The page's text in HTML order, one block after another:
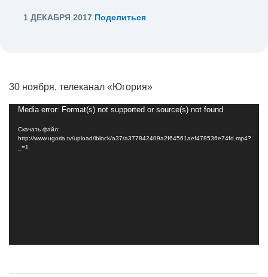
1 ДЕКАБРЯ 2017 Поделиться
30 ноября, телеканал «Югория»
Видеоплеер
Media error: Format(s) not supported or source(s) not found
Скачать файл:
http://www.ugoria.tv/upload/iblock/a37/a377842409a2f64561aef478536e74fd.mp4?
_=1